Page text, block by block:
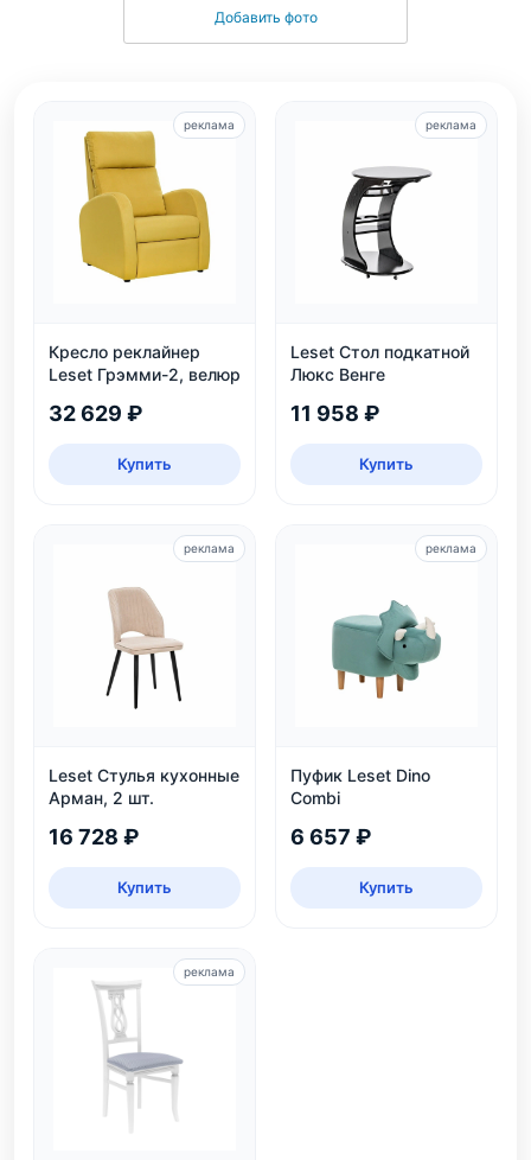
Добавить фото
Кресло реклайнер
Leset Грэмми-2, велюр
32 629 ₽
Купить
реклама
Leset Стол подкатной
Люкс Венге
11 958 ₽
Купить
реклама
Leset Стулья кухонные
Арман, 2 шт.
16 728 ₽
Купить
реклама
Пуфик Leset Dino
Combi
6 657 ₽
Купить
реклама
реклама